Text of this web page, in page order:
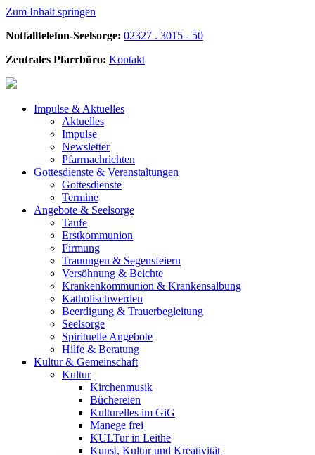
Zum Inhalt springen
Notfalltelefon-Seelsorge: 02327 . 3015 - 50
Zentrales Pfarrbüro: Kontakt
Impulse & Aktuelles
Aktuelles
Impulse
Newsletter
Pfarrnachrichten
Gottesdienste & Veranstaltungen
Gottesdienste
Termine
Angebote & Seelsorge
Taufe
Erstkommunion
Firmung
Trauungen & Segensfeiern
Versöhnung & Beichte
Krankenkommunion & Krankensalbung
Katholischwerden
Beerdigung & Trauerbegleitung
Seelsorge
Spirituelle Angebote
Hilfe & Beratung
Kultur & Gemeinschaft
Kultur
Kirchenmusik
Büchereien
Kulturelles im GiG
Manege frei
KULTur in Leithe
Kunst, Kultur und Kreativität